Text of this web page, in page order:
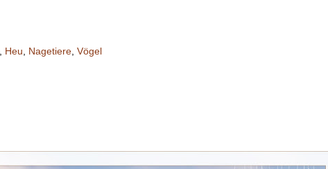
Heu Nagetiere Vögel